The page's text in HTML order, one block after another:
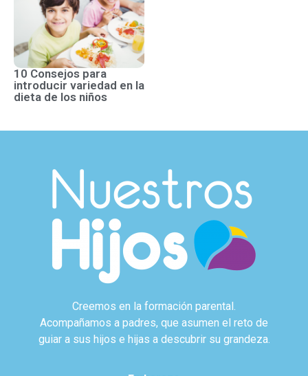
10 Consejos para
introducir variedad en la
dieta de los niños
Creemos en la formación parental.
Acompañamos a padres, que asumen el reto de
guiar a sus hijos e hijas a descubrir su grandeza.